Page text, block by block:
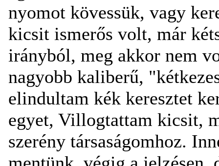
nyomot kövessük, vagy
kicsit ismerős volt, már
irányból, meg akkor nem
nagyobb kaliberű,
elindultam kék keresztet
egyet, Villogtattam kicsit,
szerény társaságomhoz.